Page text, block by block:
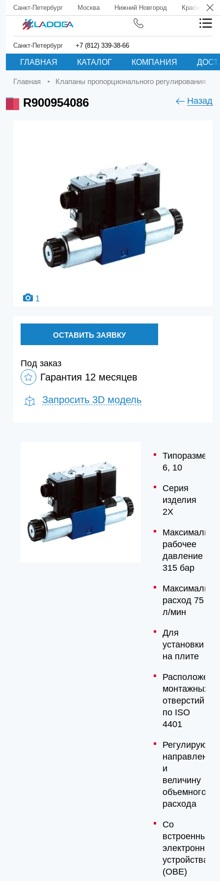
Санкт-Петербург Москва Нижний Новгород Краснодар
Санкт-Петербург +7 (812) 339-38-66
ГЛАВНАЯ КАТАЛОГ КОМПАНИЯ
Главная Клапаны пропорционального регулирования
R900954086 Назад
1
ОСТАВИТЬ ЗАЯВКУ
Под заказ
Гарантия 12 месяцев
Запросить 3D модель
Типоразмер
6, 10
Серия
изделия
2X
рабочее
давление
315 бар
расход 75
л/мин
Для
установки
на плите
монтажных
отверстий
по ISO
4401
Регулируют
направление
и
величину
объемного
расхода
Со
встроенными
устройствами
(OBE)